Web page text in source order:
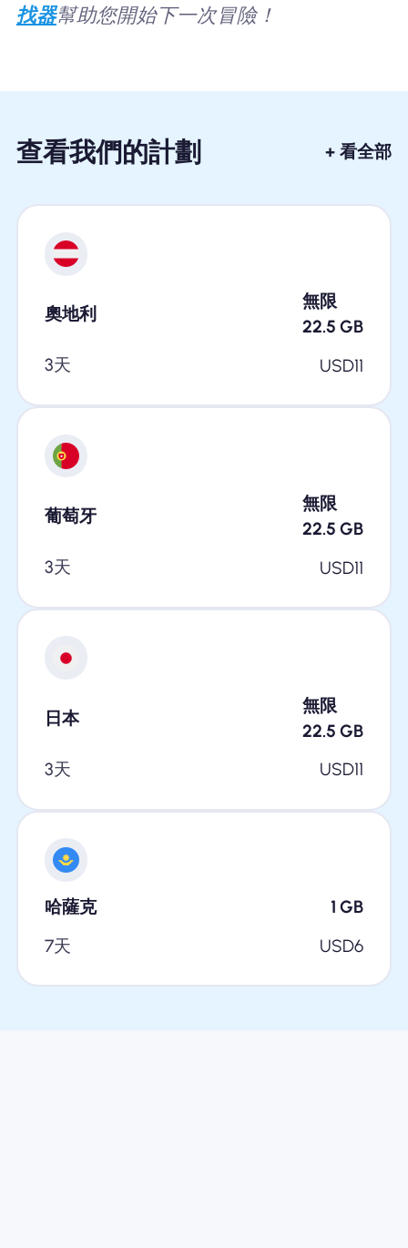
找器幫助您開始下一次冒險！
查看我們的計劃 + 看全部
奧地利
無限
22.5 GB
3天
USD11
葡萄牙
無限
22.5 GB
3天
USD11
日本
無限
22.5 GB
3天
USD11
哈薩克 1 GB
7天
USD6